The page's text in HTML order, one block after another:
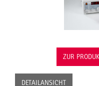
ZUR
DETAILANSICHT